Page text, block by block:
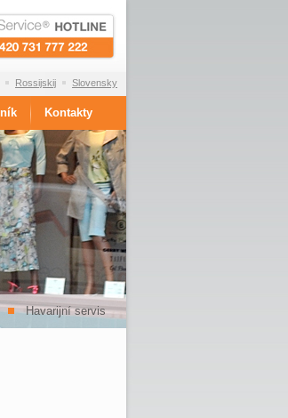
Slovensky
Rossijskij
Kontakty
Havarijní servis